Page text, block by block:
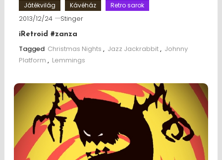
Játékvilág Kávéház Retro sarok
2013/12/24 Stinger
iRetroid #zanza
Tagged Christmas Nights , Jazz Jackrabbit, Johnny
Platform , Lemmings